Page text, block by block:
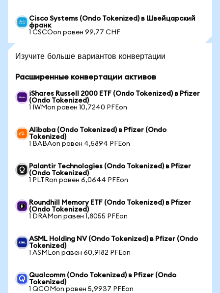
Cisco Systems (Ondo Tokenized) в Швейцарский
франк
1 CSCOon равен 99,77 CHF
Изучите больше вариантов конвертации
Расширенные конвертации активов
iShares Russell 2000 ETF (Ondo Tokenized) в Pfizer
(Ondo Tokenized)
1 IWMon равен 10,7240 PFEon
Alibaba (Ondo Tokenized) в Pfizer (Ondo
Tokenized)
1 BABAon равен 4,5894 PFEon
Palantir Technologies (Ondo Tokenized) в Pfizer
(Ondo Tokenized)
1 PLTRon равен 6,0644 PFEon
Roundhill Memory ETF (Ondo Tokenized) в Pfizer
(Ondo Tokenized)
1 DRAMon равен 1,8055 PFEon
ASML Holding NV (Ondo Tokenized) в Pfizer (Ondo
Tokenized)
1 ASMLon равен 60,9182 PFEon
Qualcomm (Ondo Tokenized) в Pfizer (Ondo
Tokenized)
1 QCOMon равен 5,9937 PFEon